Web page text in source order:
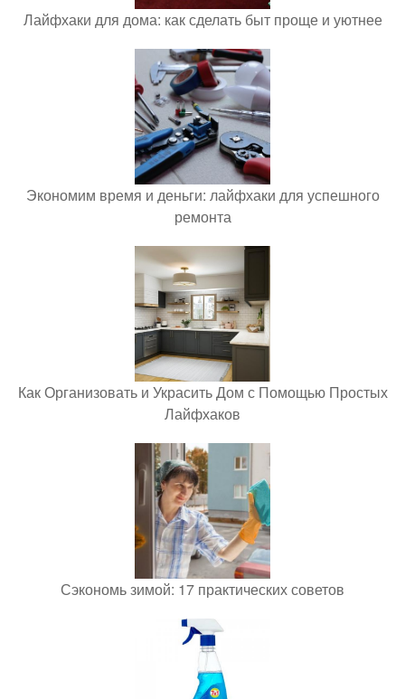
Лайфхаки для дома: как сделать быт проще и уютнее
Экономим время и деньги: лайфхаки для успешного
ремонта
Как Организовать и Украсить Дом с Помощью Простых
Лайфхаков
Сэкономь зимой: 17 практических советов